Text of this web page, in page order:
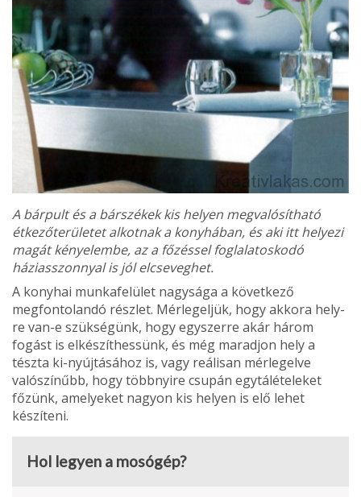
A bárpult és a bárszékek kis helyen megvalósítható
étkezőterületet alkotnak a konyhában, és aki itt helyezi
magát kényelembe, az a főzés­sel foglalatoskodó
háziasszonnyal is jól elcseveghet.
A konyhai munkafelület nagysága a következő
megfontolandó részlet. Mérlegeljük, hogy akkora hely­
re van-e szükségünk, hogy egyszerre akár három
fogást is elkészíthessünk, és még maradjon hely a
tészta ki-nyújtásához is, vagy reálisan mérlegelve
valószínűbb, hogy többnyire csupán egytálételeket
főzünk, amelye­ket nagyon kis helyen is elő lehet
készíteni.
Hol legyen a mosógép?